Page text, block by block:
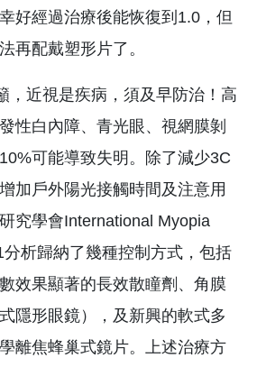
好經過治療後能恢復到1.0，但
再配戴塑形片了。
近視是疾病，須及早防治！高
性白內障、青光眼、視網膜剝
可能導致失明。除了減少3C
加戶外陽光接觸時間及注意用
究學會International Myopia
析歸納了幾種控制方式，包括
效果顯著的長效散瞳劑、角膜
隱形眼鏡），及新興的軟式多
離焦蜂巢式鏡片。上述治療方